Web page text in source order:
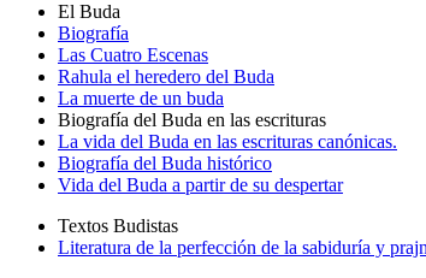
El Buda
Biografía
Las Cuatro Escenas
Rahula el heredero del Buda
La muerte de un buda
Biografía del Buda en las escrituras
La vida del Buda en las escrituras canónicas.
Biografía del Buda histórico
Vida del Buda a partir de su despertar
Textos Budistas
Literatura de la perfección de la sabiduría y